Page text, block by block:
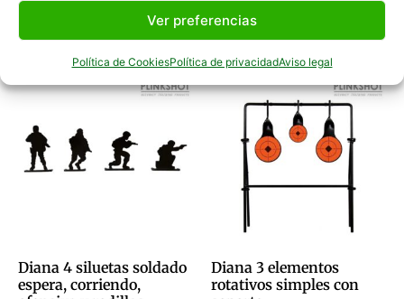
Ver preferencias
Política de CookiesPolítica de privacidadAviso legal
Productos Relacionados
Diana 4 siluetas soldado
espera, corriendo,
Diana 3 elementos
rotativos simples con